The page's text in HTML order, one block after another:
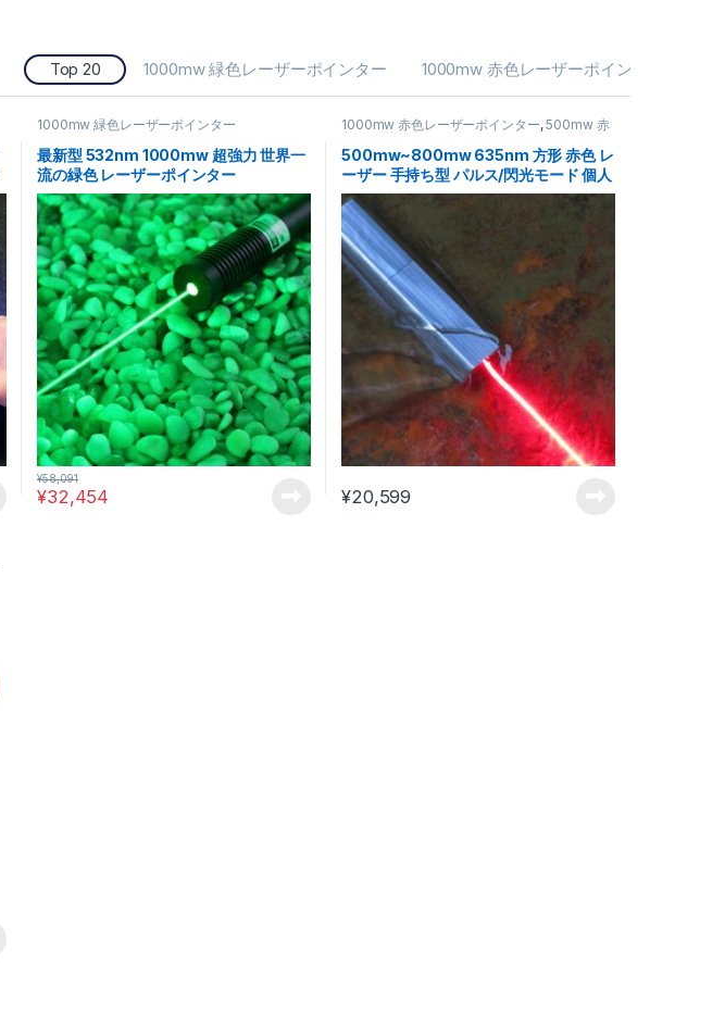
Top 20 1000mw 緑色レーザーポインター 1000mw 赤色レーザーポインター
1000mw 緑色レーザーポインター
最新型 532nm 1000mw 超強力 世界一
流の緑色 レーザーポインター
¥32,454
¥58,091
1000mw 赤色レーザーポインター,500mw 赤
色レーザーポインター
500mw~800mw 635nm 方形 赤色 レ
ーザー 手持ち型 パルス/閃光モード 個人
的な自己防衛
¥20,599